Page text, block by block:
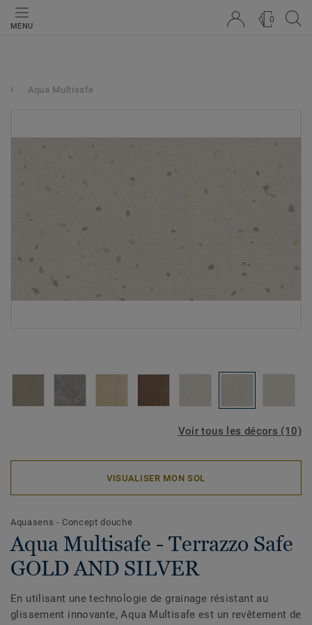
MENU
0
Aqua Multisafe
Voir tous les décors (10)
VISUALISER MON SOL
Aquasens - Concept douche
Aqua Multisafe - Terrazzo Safe
GOLD AND SILVER
En utilisant une technologie de grainage résistant au
glissement innovante, Aqua Multisafe est un revêtement de